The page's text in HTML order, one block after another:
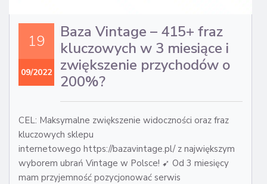
19
09/2022
Baza Vintage – 415+ fraz
kluczowych w 3 miesiące i
zwiększenie przychodów o
200%?
CEL: Maksymalne zwiększenie widoczności oraz fraz
kluczowych sklepu
internetowego https://bazavintage.pl/ z największym
wyborem ubrań Vintage w Polsce! ➹ Od 3 miesięcy
mam przyjemność pozycjonować serwis